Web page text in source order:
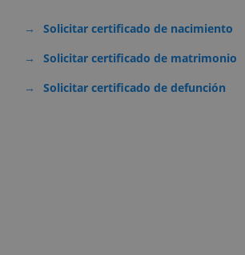
Solicitar certificado de nacimiento
Solicitar certificado de matrimonio
Solicitar certificado de defunción